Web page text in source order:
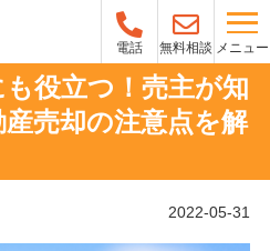
電話 無料相談 メニュー
役立つ！売主が知
売却の注意点を解
2022-05-31